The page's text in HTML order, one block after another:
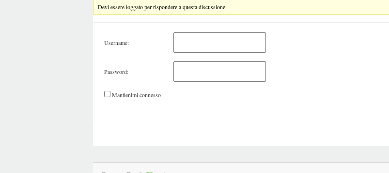
Devi essere loggato per rispondere a questa discussione.
Username:
Password:
Mantienimi connesso